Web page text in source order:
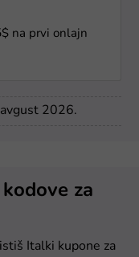
na prvi onlajn
2026.
za
Italki kupone za